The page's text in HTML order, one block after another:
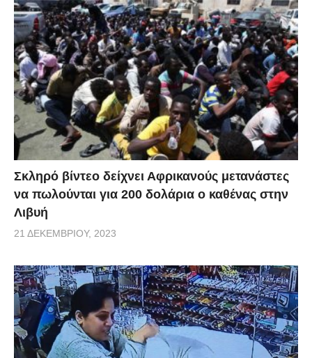
Σκληρό βίντεο δείχνει Αφρικανούς μετανάστες
να πωλούνται για 200 δολάρια ο καθένας στην
Λιβυή
21 ΔΕΚΕΜΒΡΊΟΥ, 2023